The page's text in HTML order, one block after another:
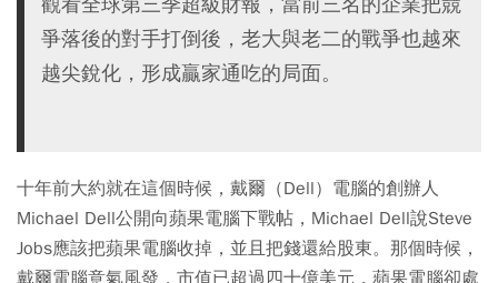
爭落後的對手打倒後，老大與老二的戰爭也越來
越尖銳化，形成贏家通吃的局面。
十年前大約就在這個時候，戴爾（Dell）電腦的創辦人
Michael Dell公開向蘋果電腦下戰帖，Michael Dell說Steve
Jobs應該把蘋果電腦收掉，並且把錢還給股東。那個時候，
戴爾電腦意氣風發，市值已超過四十億美元，蘋果電腦卻處